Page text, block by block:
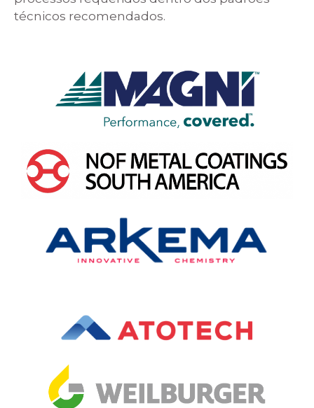
técnicos recomendados.